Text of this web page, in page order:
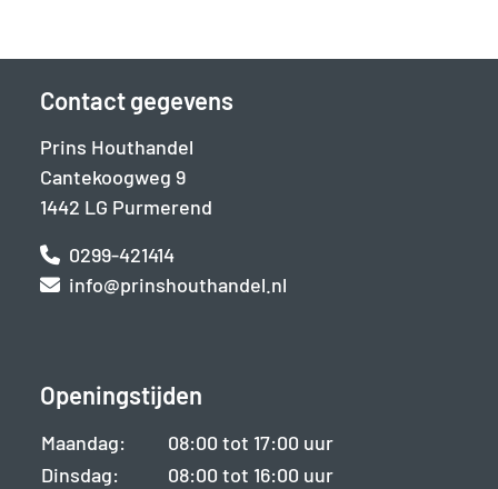
Contact gegevens
Prins Houthandel
Cantekoogweg 9
1442 LG Purmerend
0299-421414
info@prinshouthandel.nl
Openingstijden
Maandag:
08:00 tot 17:00 uur
Dinsdag:
08:00 tot 16:00 uur